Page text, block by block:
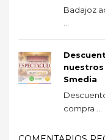
Badajoz
Smedia
compra ...